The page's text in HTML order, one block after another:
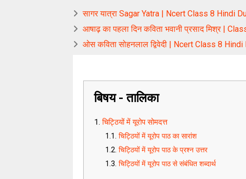
सागर यात्रा Sagar Yatra | Ncert Class 8 Hindi
आषाढ़ का पहला दिन कविता भवानी प्रसाद मिश्र |
ओस कविता सोहनलाल द्विवेदी | Ncert Class 8
बिषय - तालिका
चिट्ठियों में यूरोप सोमदत्त
चिट्ठियों में यूरोप पाठ का सारांश
चिट्ठियों में यूरोप पाठ के प्रश्न उत्तर
चिट्ठियों में यूरोप पाठ से संबंधित शब्दार्थ